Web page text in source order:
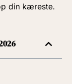
din kæreste.